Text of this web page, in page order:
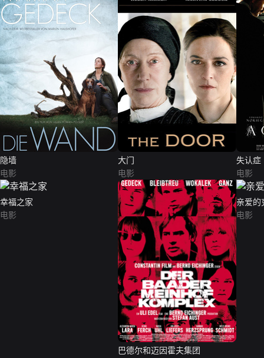
隐墙
电影
大门
电影
失认症
电影
幸福之家
电影
巴德尔和迈因霍夫集团
亲爱的
电影